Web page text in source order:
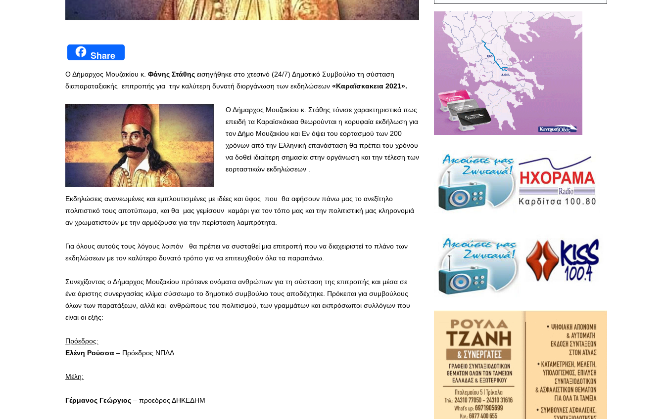
Share
Ο Δήμαρχος Μουζακίου κ. Φάνης Στάθης εισηγήθηκε στο χτεσινό (24/7) Δημοτικό Συμβούλιο τη σύσταση
διαπαραταξιακής επιτροπής για την καλύτερη δυνατή διοργάνωση των εκδηλώσεων «Καραϊσκακεια 2021».
Ο Δήμαρχος Μουζακίου κ. Στάθης τόνισε χαρακτηριστικά πως
επειδή τα Καραϊσκάκεια θεωρούνται η κορυφαία εκδήλωση για
τον Δήμο Μουζακίου και Εν όψει του εορτασμού των 200
χρόνων από την Ελληνική επανάσταση θα πρέπει του χρόνου
να δοθεί ιδιαίτερη σημασία στην οργάνωση και την τέλεση των
εορταστικών εκδηλώσεων .
Εκδηλώσεις ανανεωμένες και εμπλουτισμένες με ιδέες και ύφος που θα αφήσουν πάνω μας το ανεξίτηλο
πολιτιστικό τους αποτύπωμα, και θα μας γεμίσουν καμάρι για τον τόπο μας και την πολιτιστική μας κληρονομιά
αν χρωματιστούν με την αρμόζουσα για την περίσταση λαμπρότητα.
Για όλους αυτούς τους λόγους λοιπόν θα πρέπει να συσταθεί μια επιτροπή που να διαχειριστεί το πλάνο των
εκδηλώσεων με τον καλύτερο δυνατό τρόπο για να επιτευχθούν όλα τα παραπάνω.
Συνεχίζοντας ο Δήμαρχος Μουζακίου πρότεινε ονόματα ανθρώπων για τη σύσταση της επιτροπής και μέσα σε
ένα άριστης συνεργασίας κλίμα σύσσωμο το δημοτικό συμβούλιο τους αποδέχτηκε. Πρόκειται για συμβούλους
όλων των παρατάξεων, αλλά και ανθρώπους του πολιτισμού, των γραμμάτων και εκπρόσωποι συλλόγων που
είναι οι εξής:
Πρόεδρος:
Ελένη Ρούσσα – Πρόεδρος ΝΠΔΔ
Μέλη:
Γέρμανος Γεώργιος – προεδρος ΔΗΚΕΔΗΜ